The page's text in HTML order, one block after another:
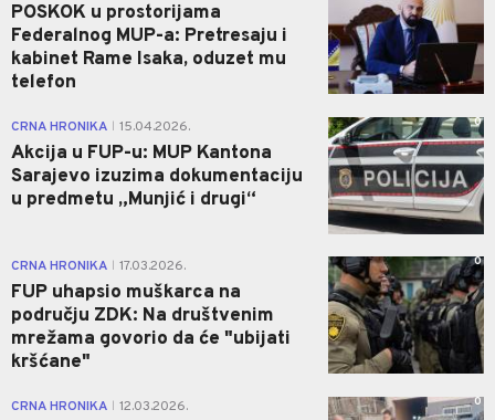
POSKOK u prostorijama
Federalnog MUP-a: Pretresaju i
kabinet Rame Isaka, oduzet mu
telefon
CRNA HRONIKA 15.04.2026.
Akcija u FUP-u: MUP Kantona
Sarajevo izuzima dokumentaciju
u predmetu „Munjić i drugi“
0
CRNA HRONIKA 17.03.2026.
FUP uhapsio muškarca na
području ZDK: Na društvenim
mrežama govorio da će "ubijati
kršćane"
0
CRNA HRONIKA 12.03.2026. 0